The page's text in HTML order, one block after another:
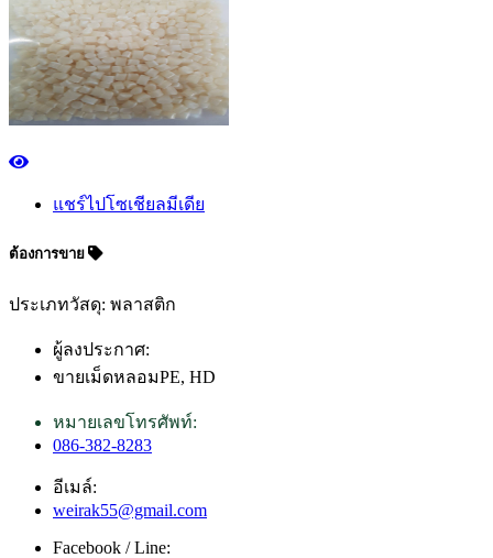
แชร์ไปโซเชียลมีเดีย
ต้องการขาย
ประเภทวัสดุ: พลาสติก
ผู้ลงประกาศ:
ขายเม็ดหลอมPE, HD
หมายเลขโทรศัพท์:
086-382-8283
อีเมล์:
weirak55@gmail.com
Facebook / Line: